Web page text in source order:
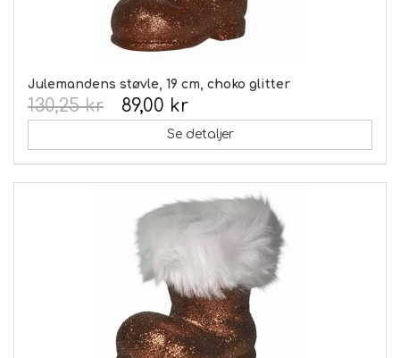
Julemandens støvle, 19 cm, choko glitter
89,00 kr
130,25 kr
Se detaljer